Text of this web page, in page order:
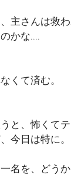
主さんは救わ
かな‥‥
くて済む。
と、怖くて
今日は特に。
名を、どうか